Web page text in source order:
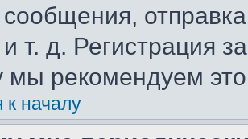
и т. д. Регистрация
мы рекомендуем
к началу